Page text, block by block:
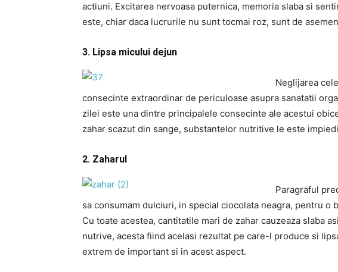
actiuni. Excitarea nervoasa puternica, memoria slaba si
este, chiar daca lucrurile nu sunt tocmai roz, sunt de
3. Lipsa micului dejun
Neglijarea
consecinte extraordinar de periculoase asupra sanatatii
zilei este una dintre principalele consecinte ale acestui
zahar scazut din sange, substantelor nutritive le este
2. Zaharul
Paragraful
sa consumam dulciuri, in special ciocolata neagra, pentru o
Cu toate acestea, cantitatile mari de zahar cauzeaza slaba
nutrive, acesta fiind acelasi rezultat pe care-l produce si
extrem de important si in acest aspect.